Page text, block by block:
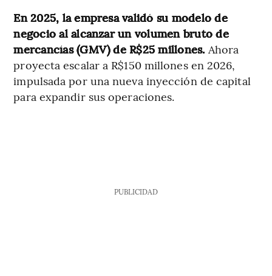
En 2025, la empresa validó su modelo de
negocio al alcanzar un volumen bruto de
mercancías (GMV) de R$25 millones. Ahora
proyecta escalar a R$150 millones en 2026,
impulsada por una nueva inyección de capital
para expandir sus operaciones.
PUBLICIDAD